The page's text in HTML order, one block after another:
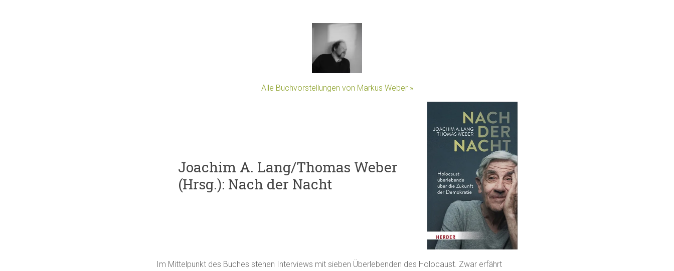
Alle Buchvorstellungen von Markus Weber »
Joachim A. Lang/Thomas Weber
(Hrsg.): Nach der Nacht
Im Mittelpunkt des Buches stehen Interviews mit sieben Überlebenden des Holocaust. Zwar erfährt